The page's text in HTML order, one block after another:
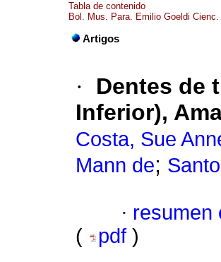
Tabla de contenido
Bol. Mus. Para. Emilio Goeldi
Artigos
·
Dentes de
Inferior),
Costa, Sue
Mann de;
· resumen
(
pdf )